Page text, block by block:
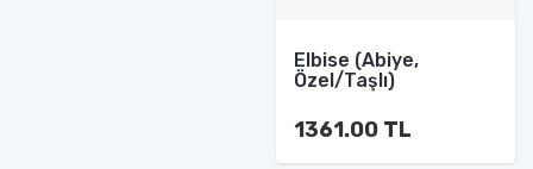
Elbise (Abiye,
Özel/Taşlı)
1361.00 TL